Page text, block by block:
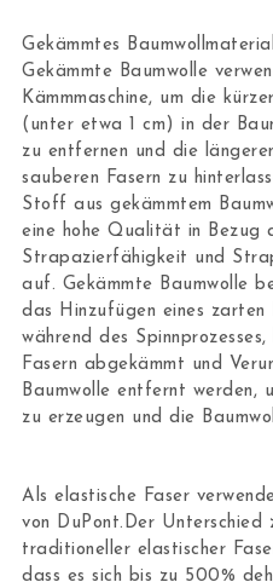
Gekämmtes
Gekämmte Baumwolle
Kämmmaschine, um die
(unter etwa 1 cm) in der
zu entfernen und die
sauberen Fasern zu
Stoff aus gekämmtem
eine hohe Qualität in Bezug
Strapazierfähigkeit und
auf. Gekämmte Baumwolle
das Hinzufügen eines zarten
während des
Fasern abgekämmt und
Baumwolle entfernt werden,
zu erzeugen und die
Als elastische Faser
von DuPont.Der Unterschied
traditioneller elastischer
dass es sich bis zu 500%